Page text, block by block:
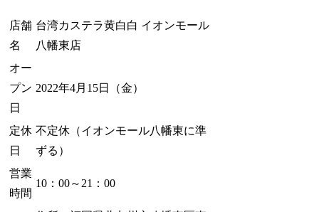
店舗
名
台湾カステラ黄白白 イオンモール
八幡東店
オー
プン
日
2022年4月15日（金）
定休
日
不定休（イオンモール八幡東に準
ずる）
営業
時間
10：00～21：00